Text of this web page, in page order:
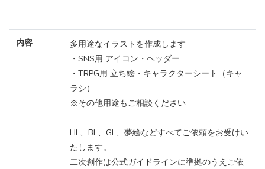
内容
多用途なイラストを作成します
・SNS用 アイコン・ヘッダー
・TRPG用 立ち絵・キャラクターシート（キャ
ラシ）
※その他用途もご相談ください
HL、BL、GL、夢絵などすべてご依頼をお受けい
たします。
二次創作は公式ガイドラインに準拠のうえご依